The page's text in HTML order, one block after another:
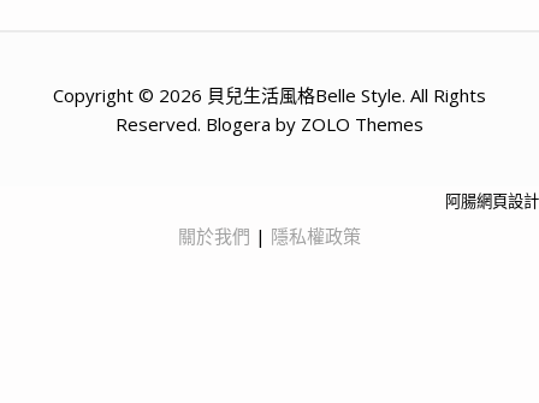
Copyright © 2026 貝兒生活風格Belle Style. All Rights
Reserved. Blogera by ZOLO Themes
阿腸網頁設計
關於我們 | 隱私權政策